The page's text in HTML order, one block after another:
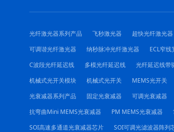
光纤激光器系列产品 飞秒激光器 超快光纤激光器
可调谐光纤激光器
纳秒脉冲光纤激光器 ECL窄
C波段光纤延迟线
多模光纤延迟线 光纤延迟线带
机械式光开关模块
机械式光开关 MEMS光开关
光衰减器系列产品
固定光衰减器 可调光衰减器
抗弯曲Mini MEMS光衰减器
PM MEMS光衰减器
SOI高速多通道光衰减器芯片
SOI可调光滤波器阵列